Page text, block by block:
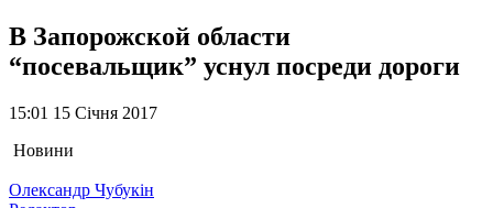
В Запорожской области
“посевальщик” уснул посреди дороги
15:01 15 Січня 2017
Новини
Олександр Чубукін